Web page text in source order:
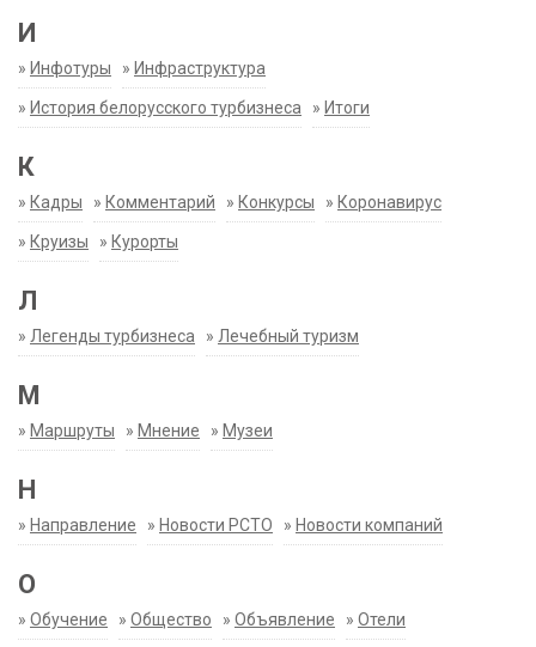
И
» Инфотуры » Инфраструктура
» История белорусского турбизнеса » Итоги
К
» Кадры » Комментарий » Конкурсы » Коронавирус
» Круизы » Курорты
Л
» Легенды турбизнеса » Лечебный туризм
М
» Маршруты » Мнение » Музеи
Н
» Направление » Новости РСТО » Новости компаний
О
» Обучение » Общество » Объявление » Отели